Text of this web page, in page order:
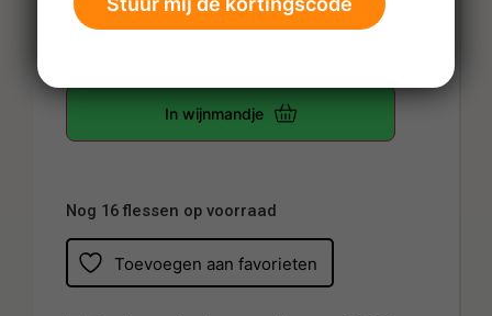
Prijs per fles
In wijnmandje
Nog 16 flessen op voorraad
Toevoegen aan favorieten